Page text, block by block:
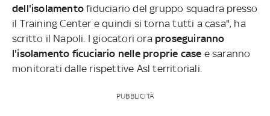
dell'isolamento fiduciario del gruppo squadra presso
il Training Center e quindi si torna tutti a casa", ha
scritto il Napoli. I giocatori ora proseguiranno
l'isolamento ficuciario nelle proprie case e saranno
monitorati dalle rispettive Asl territoriali.
PUBBLICITÀ